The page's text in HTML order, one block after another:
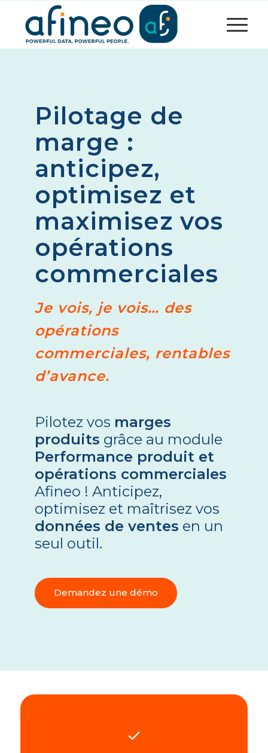
Pilotage de
marge :
anticipez,
optimisez et
maximisez vos
opérations
commerciales
Je vois, je vois… des
opérations
commerciales, rentables
d’avance.
Pilotez vos marges
produits grâce au module
Performance produit et
opérations commerciales
Afineo ! Anticipez,
optimisez et maîtrisez vos
données de ventes en un
seul outil.
Demandez une démo